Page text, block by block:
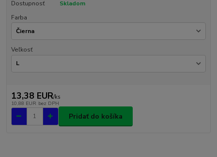
Dostupnosť
Skladom
Farba
Veľkosť
13,38 EUR/ks
10,88 EUR bez DPH
Pridať do košíka